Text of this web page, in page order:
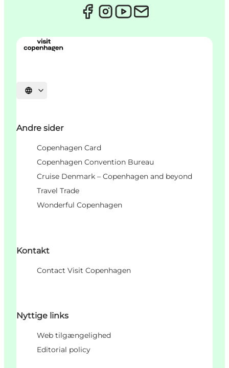
Vælg sprog
Andre sider
Copenhagen Card
Copenhagen Convention Bureau
Cruise Denmark – Copenhagen and beyond
Travel Trade
Wonderful Copenhagen
Kontakt
Contact Visit Copenhagen
Nyttige links
Web tilgængelighed
Editorial policy